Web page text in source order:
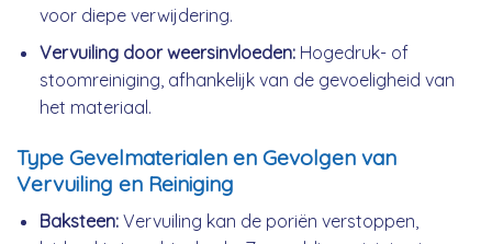
voor diepe verwijdering.
Vervuiling door weersinvloeden:Hogedruk- of
stoomreiniging, afhankelijk van de gevoeligheid van
het materiaal.
Type Gevelmaterialen en Gevolgen van
Vervuiling en Reiniging
Baksteen:Vervuiling kan de poriën verstoppen,